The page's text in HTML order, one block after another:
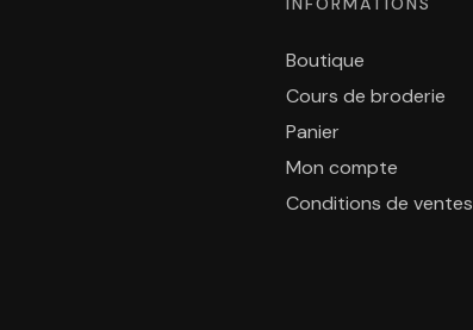
Boutique
Cours de broderie
Panier
Mon compte
Conditions de ventes